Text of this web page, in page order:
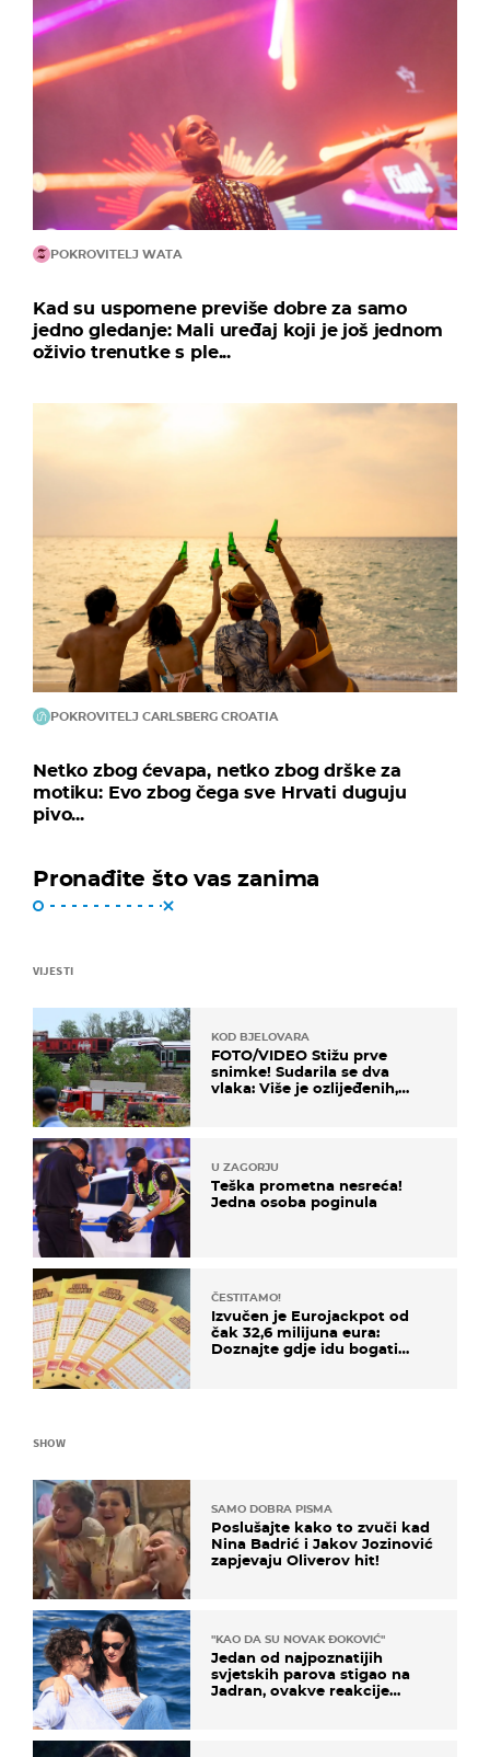
POKROVITELJ WATA
Kad su uspomene previše dobre za samo
jedno gledanje: Mali uređaj koji je još jednom
oživio trenutke s ple...
POKROVITELJ CARLSBERG CROATIA
Netko zbog ćevapa, netko zbog drške za
motiku: Evo zbog čega sve Hrvati duguju
pivo...
Pronađite što vas zanima
VIJESTI
KOD BJELOVARA
FOTO/VIDEO Stižu prve
snimke! Sudarila se dva
vlaka: Više je ozlijeđenih,
U ZAGORJU
Teška prometna nesreća!
Jedna osoba poginula
ČESTITAMO!
Izvučen je Eurojackpot od
čak 32,6 milijuna eura:
Doznajte gdje idu bogati
SHOW
SAMO DOBRA PISMA
Poslušajte kako to zvuči kad
Nina Badrić i Jakov Jozinović
zapjevaju Oliverov hit!
"KAO DA SU NOVAK ĐOKOVIĆ"
Jedan od najpoznatijih
svjetskih parova stigao na
Jadran, ovakve reakcije